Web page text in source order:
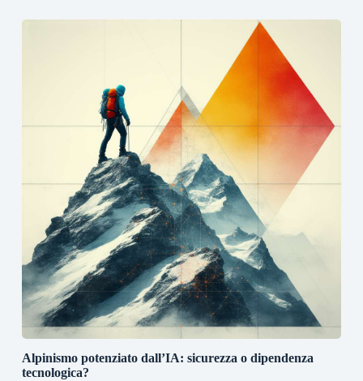
Alpinismo potenziato dall’IA: sicurezza o dipendenza
tecnologica?